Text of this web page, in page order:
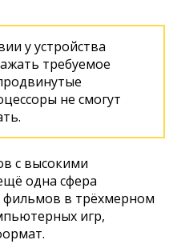
у устройства
требуемое
не смогут
с высокими
одна сфера
в трёхмерном
игр,